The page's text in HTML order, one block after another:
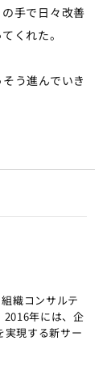
手で日々改善
くれた。
う進んでいき
織コンサルテ
2016年には、企
実現する新サー